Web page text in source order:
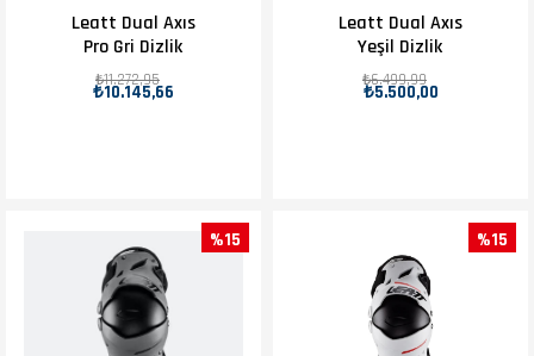
Leatt Dual Axıs
Pro Gri Dizlik
₺10.145,66
₺11.272,95
Leatt Dual Axıs
Yeşil Dizlik
₺5.500,00
₺6.499,99
%15 %15